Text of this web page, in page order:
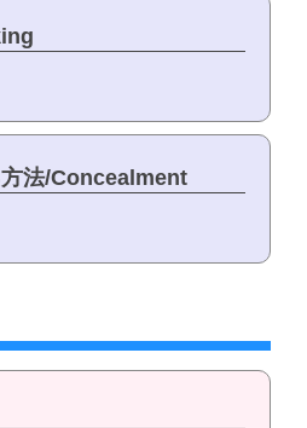
法/Concealment